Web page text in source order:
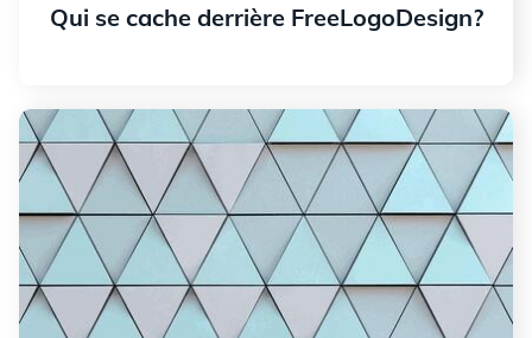
Qui se cache derrière FreeLogoDesign?
Pourquoi utiliser le triangle lors de la création de votre
logo